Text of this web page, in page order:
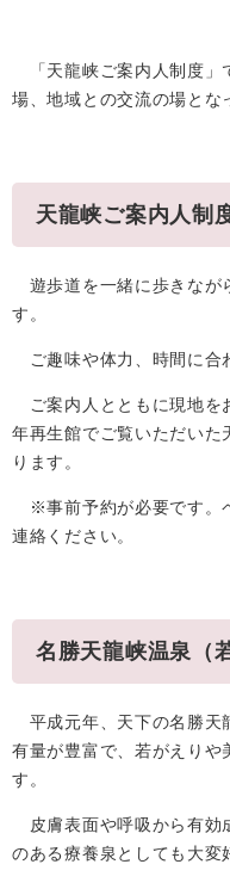
「天龍峡ご案内人制度」
場、地域との交流の場とな
天龍峡ご案内人制
遊歩道を一緒に歩きなが
す。
ご趣味や体力、時間に合
ご案内人とともに現地を
年再生館でご覧いただいた
ります。
※事前予約が必要です。
連絡ください。
名勝天龍峡温泉（
平成元年、天下の名勝天
有量が豊富で、若がえりや
す。
皮膚表面や呼吸から有効
のある療養泉としても大変